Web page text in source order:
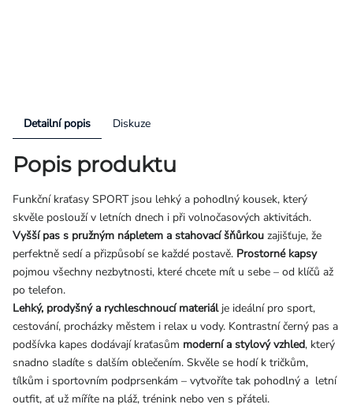
Detailní popis Diskuze
Popis produktu
Funkční kraťasy SPORT jsou lehký a pohodlný kousek, který
skvěle poslouží v letních dnech i při volnočasových aktivitách.
Vyšší pas s pružným nápletem a stahovací šňůrkou zajišťuje, že
perfektně sedí a přizpůsobí se každé postavě. Prostorné kapsy
pojmou všechny nezbytnosti, které chcete mít u sebe – od klíčů až
po telefon.
Lehký, prodyšný a rychleschnoucí materiálje ideální pro sport,
cestování, procházky městem i relax u vody. Kontrastní černý pas a
podšívka kapes dodávají kraťasům moderní a stylový vzhled, který
snadno sladíte s dalším oblečením. Skvěle se hodí k tričkům,
tílkům i sportovním podprsenkám – vytvoříte tak pohodlný a letní
outfit, ať už míříte na pláž, trénink nebo ven s přáteli.